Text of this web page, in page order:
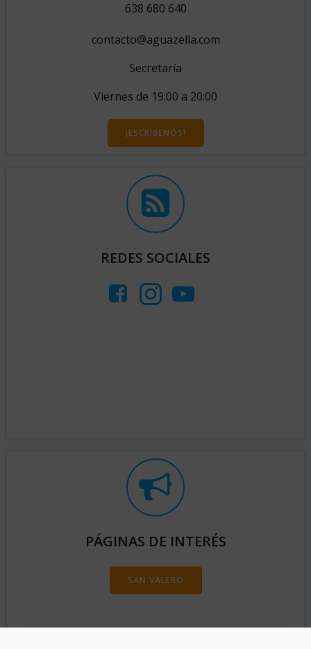
638 680 640
contacto@aguazella.com
Secretaría
Viernes de 19:00 a 20:00
¡ESCRÍBENOS!
REDES SOCIALES
PÁGINAS DE INTERÉS
SAN VALERO